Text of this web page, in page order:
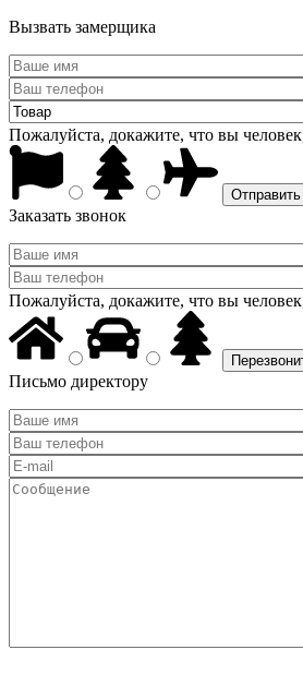
Вызвать замерщика
Пожалуйста, докажите, что вы
Заказать звонок
Пожалуйста, докажите, что вы
Письмо директору